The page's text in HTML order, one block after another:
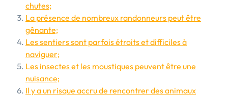
chutes;
La présence de nombreux randonneurs peut être
gênante;
Les sentiers sont parfois étroits et difficiles à
naviguer;
Les insectes et les moustiques peuvent être une
nuisance;
Il y a un risque accru de rencontrer des animaux